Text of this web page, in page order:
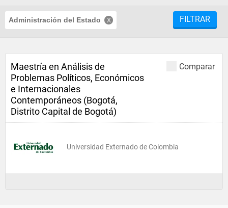
Administración del Estado FILTRAR
Comparar
Maestría en Análisis de
Problemas Políticos, Económicos
e Internacionales
Contemporáneos (Bogotá,
Distrito Capital de Bogotá)
Universidad Externado de Colombia